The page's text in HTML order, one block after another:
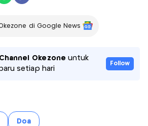
di Google News
Okezone untuk
setiap hari
Follow
Doa